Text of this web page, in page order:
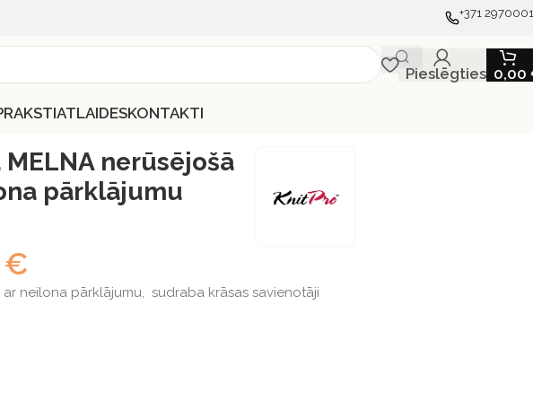
+371
Pieslēgties 0,00
ATLAIDESKONTAKTI
nerūsējošā
pārklājumu
€
neilona pārklājumu, sudraba krāsas savienotāji